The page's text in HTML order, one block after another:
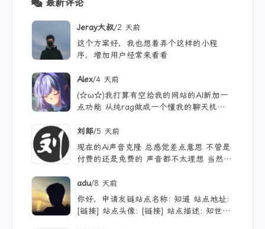
最新评论
Jeray大叔/2 天前
这个方案好，我也想着弄个这样的小程
序，增加用户经常来看看
Alex/4 天前
(☆ω☆)我打算有空给我的网站的AI新加一
点功能 从纯rag做成一个懂我的聊天机器
可以薅免费额度的API 还有DeepSeek的低
价API 太爽啦
刘郎/5 天前
现在的Ai声音克隆 总感觉差点意思 不管是
付费的还是免费的 声音都不太理想 当然
adu/8 天前
你好，申请友链站点名称: 知遥 站点地址:
[链接] 站点头像: [链接] 站点描述: 知世故